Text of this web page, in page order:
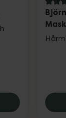
5 av
Mask